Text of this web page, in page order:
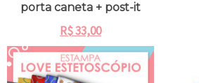
porta caneta + post-it
R$33,00